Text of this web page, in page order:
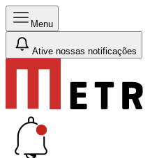
Menu
Ative nossas notificações